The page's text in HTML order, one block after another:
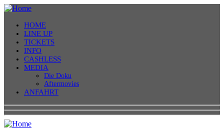
HOME
LINE UP
TICKETS
INFO
CASHLESS
MEDIA
Die Doku
Aftermovies
ANFAHRT